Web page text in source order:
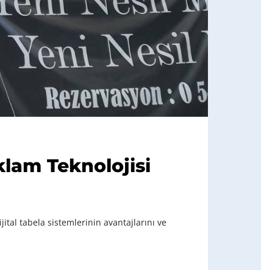
Teknolojisi
tabela sistemlerinin avantajlarını ve